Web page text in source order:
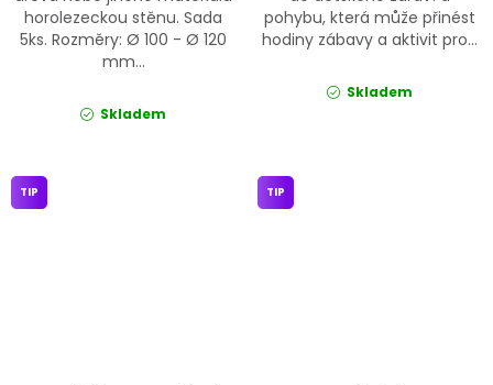
horolezeckou stěnu. Sada
5ks. Rozměry: Ø 100 - Ø 120
mm...
Skladem
pohybu, která může přinést
hodiny zábavy a aktivit pro...
Skladem
TIP TIP